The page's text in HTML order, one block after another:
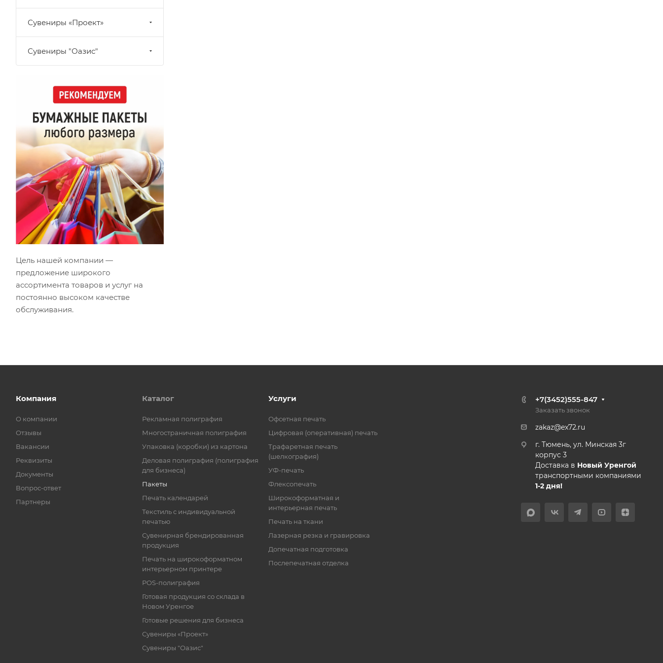
Сувениры «Проект»
Сувениры "Оазис"
Цель нашей компании —
предложение широкого
ассортимента товаров и услуг на
постоянно высоком качестве
обслуживания.
Компания
О компании
Отзывы
Вакансии
Реквизиты
Документы
Вопрос-ответ
Партнеры
Каталог
Рекламная полиграфия
Многостраничная полиграфия
Упаковка (коробки) из картона
Деловая полиграфия (полиграфия
для бизнеса)
Пакеты
Печать календарей
Текстиль с индивидуальной
печатью
Сувенирная брендированная
продукция
Печать на широкоформатном
интерьерном принтере
POS-полиграфия
Готовая продукция со склада в
Новом Уренгое
Готовые решения для бизнеса
Сувениры «Проект»
Сувениры "Оазис"
Услуги
Офсетная печать
Цифровая (оперативная) печать
Трафаретная печать
(шелкография)
УФ-печать
Флексопечать
Широкоформатная и
интерьерная печать
Печать на ткани
Лазерная резка и гравировка
Допечатная подготовка
Послепечатная отделка
+7(3452)555-847
Заказать звонок
zakaz@ex72.ru
г. Тюмень, ул. Минская 3г
корпус 3
Доставка в Новый Уренгой
транспортными компаниями
1-2 дня!